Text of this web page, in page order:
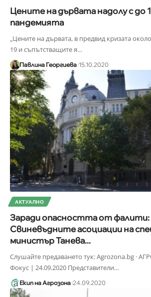
Цените на дървата надолу с до
пандемията
„Цените на дървата, в предвид кризата
19 и съпътстващите я…
Павлина Георгиева 15.10.2020
АКТУАЛНО
Заради опасността от фалити:
Свиневъдните асоциации на
министър Танева...
Слушайте предаването тук: Agrozona.bg ·
Фокус | 24.09.2020 Представители…
Екип на Агрозона 24.09.2020